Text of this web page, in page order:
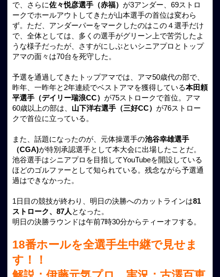
で、さらに佐々悦彦選手（赤福） が3アンダー、69ストロ
ークでホールアウトしてきたが山本選手の首位は変わら
ず。ただ、アンダーパーをマークしたのはこの４選手だけ
で、全体としては、多くの選手がグリーン上で苦労したよ
うな様子だったが、さすがにしぶといシニアプロとトップ
アマの面々は70台を死守した。
予選を通過してきたトップアマでは、アマ50歳代の部で、
昨年、一昨年と2年連続でベストアマを獲得している本田頼
平選手（デイリー瑞浪CC） が75ストロークで首位。アマ
60歳以上の部は、 山下洋右選手（三好CC） が76ストロー
クで首位に立っている。
また、話題になったのが、元体操選手の池谷幸雄選手
（CGA)が特別承認選手として本大会に出場したことだ。
池谷選手はシニアプロを目指してYouTubeを開設している
ほどのゴルファーとして知られている。残念ながら予選通
過はできなかった。
1日目の競技が終わり、明日の決勝へのカットラインは81
ストローク、87人 となった。
明日の決勝ラウンドは午前7時30分からティーオフする。
18番ホールを全選手生中継で見せま
す！！